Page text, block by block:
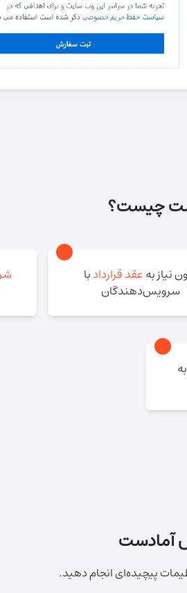
چیست؟
نیاز بهعقد قراردادبا
سرویس‌دهندگان
به
آمادست
پیچیده‌ای انجام دهید.